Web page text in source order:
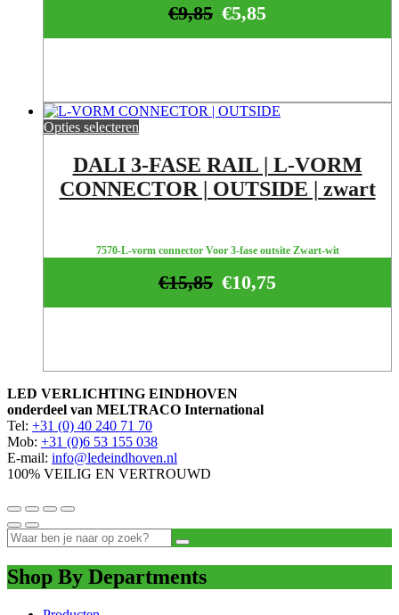
€5,85
€9,85
Opties selecteren
DALI 3-FASE RAIL | L-VORM
CONNECTOR | OUTSIDE | zwart
7570-L-vorm connector Voor 3-fase outsite Zwart-wit
€10,75
€15,85
LED VERLICHTING EINDHOVEN
onderdeel van MELTRACO International
Tel: +31 (0) 40 240 71 70
Mob: +31 (0)6 53 155 038
E-mail: info@ledeindhoven.nl
100% VEILIG EN VERTROUWD
Shop By Departments